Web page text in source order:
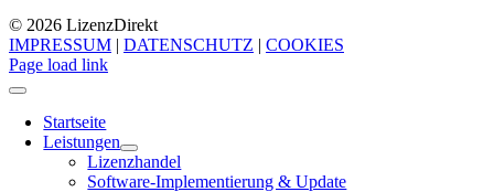
© 2026 LizenzDirekt
IMPRESSUM | DATENSCHUTZ | COOKIES
Page load link
Startseite
Leistungen
Lizenzhandel
Software-Implementierung & Update